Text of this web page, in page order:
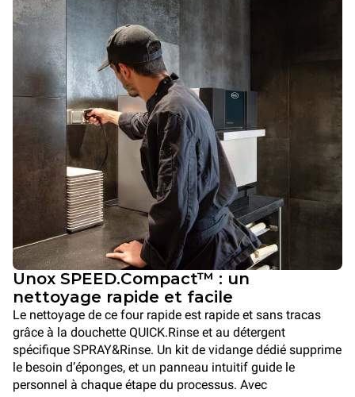
Unox SPEED.Compact™ : un
nettoyage rapide et facile
Le nettoyage de ce four rapide est rapide et sans tracas
grâce à la douchette QUICK.Rinse et au détergent
spécifique SPRAY&Rinse. Un kit de vidange dédié supprime
le besoin d’éponges, et un panneau intuitif guide le
personnel à chaque étape du processus. Avec